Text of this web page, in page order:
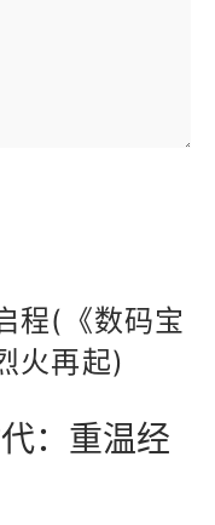
程(《数码宝
火再起)
：重温经